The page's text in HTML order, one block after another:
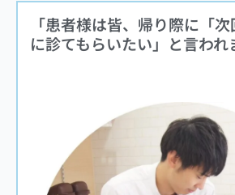
「患者様は皆、帰り際に「
に診てもらいたい」と言われ